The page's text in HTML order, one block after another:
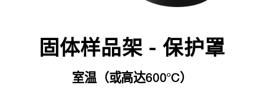
固体样品架 - 保护罩
室温（或高达600°C）